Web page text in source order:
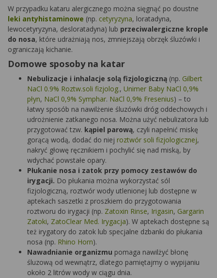
W przypadku kataru alergicznego można sięgnąć po doustne
leki antyhistaminowe (np. cetyryzyna, loratadyna,
lewocetyryzyna, desloratadyna) lub przeciwalergiczne krople
do nosa, które udrażniają nos, zmniejszają obrzęk śluzówki i
ograniczają kichanie.
Domowe sposoby na katar
Nebulizacje i inhalacje solą fizjologiczną (np. Gilbert
NaCl 0.9% Roztw.soli fizjolog., Unimer Baby NaCl 0,9%
płyn, NaCl 0,9% Symphar. NaCl 0,9% Fresenius) – to
łatwy sposób na nawilżenie śluzówki dróg oddechowych i
udrożnienie zatkanego nosa. Można użyć nebulizatora lub
przygotować tzw. kąpiel parową, czyli napełnić miskę
gorącą wodą, dodać do niej roztwór soli fizjologicznej,
nakryć głowę ręcznikiem i pochylić się nad miską, by
wdychać powstałe opary.
Płukanie nosa i zatok przy pomocy zestawów do
irygacji. Do płukania można wykorzystać sól
fizjologiczną, roztwór wody utlenionej lub dostępne w
aptekach saszetki z proszkiem do przygotowania
roztworu do irygacji (np. Zatoxin Rinse, Irigasin, Gargarin
Zatoki, ZatoClear Med. Irygacja). W aptekach dostępne są
też irygatory do zatok lub specjalne dzbanki do płukania
nosa (np. Rhino Horn).
Nawadnianie organizmu pomaga nawilżyć błonę
śluzową od wewnątrz, dlatego pamiętajmy o wypijaniu
około 2 litrów wody w ciągu dnia.